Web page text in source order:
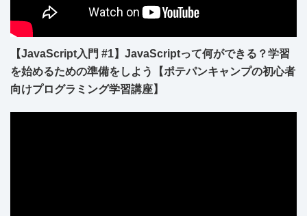
【JavaScript入門 #1】JavaScriptって何ができる？学習
を始めるための準備をしよう【ポテパンキャンプの初心者
向けプログラミング学習講座】